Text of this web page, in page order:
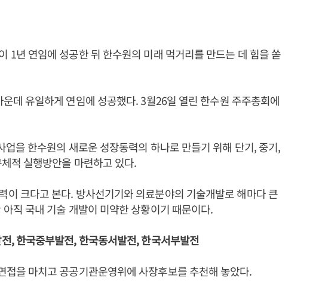
1년 연임에 성공한 뒤 한수원의 미래 먹거리를 만드는 데 힘을 쏟
데 유일하게 연임에 성공했다. 3월26일 열린 한수원 주주총회에
업을 한수원의 새로운 성장동력의 하나로 만들기 위해 단기, 중기,
적 실행방안을 마련하고 있다.
이 크다고 본다. 방사선기기와 의료분야의 기술개발로 해마다 큰
직 국내 기술 개발이 미약한 상황이기 때문이다.
, 한국중부발전, 한국동서발전, 한국서부발전
접을 마치고 공공기관운영위에 사장후보를 추천해 놓았다.